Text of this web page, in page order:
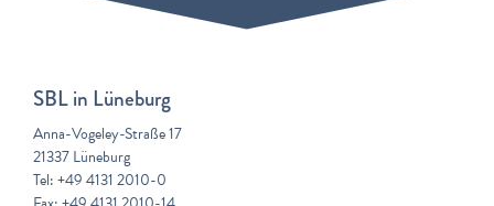
SBL in Lüneburg
Anna-Vogeley-Straße 17
21337 Lüneburg
Tel: +49 4131 2010-0